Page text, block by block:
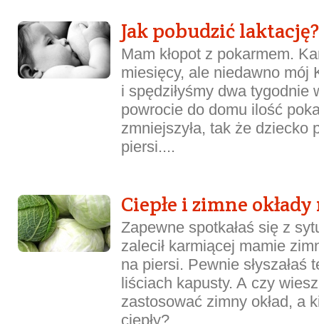
Jak pobudzić laktację?
Mam kłopot z pokarmem.
miesięcy, ale niedawno mój
i spędziłyśmy dwa tygodnie
powrocie do domu ilość
zmniejszyła, tak że dziecko
piersi....
Ciepłe i zimne
Zapewne spotkałaś się z
zalecił karmiącej mamie
na piersi. Pewnie słyszałaś
liściach kapusty. A czy
zastosować zimny okład, a
ciepły?...